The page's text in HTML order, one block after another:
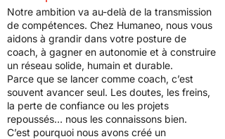
Notre ambition va au-delà de la transmission
de compétences. Chez Humaneo, nous vous
aidons à grandir dans votre posture de
coach, à gagner en autonomie et à construire
un réseau solide, humain et durable.
Parce que se lancer comme coach, c’est
souvent avancer seul. Les doutes, les freins,
la perte de confiance ou les projets
repoussés… nous les connaissons bien.
C’est pourquoi nous avons créé un